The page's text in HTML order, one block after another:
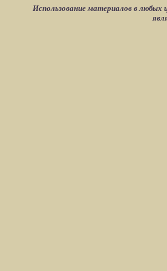
Использование материалов в любых